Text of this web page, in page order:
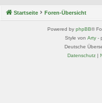
Startseite Foren-Übersicht
Powered by phpBB®
Style von Arty -
Deutsche
Datenschutz|